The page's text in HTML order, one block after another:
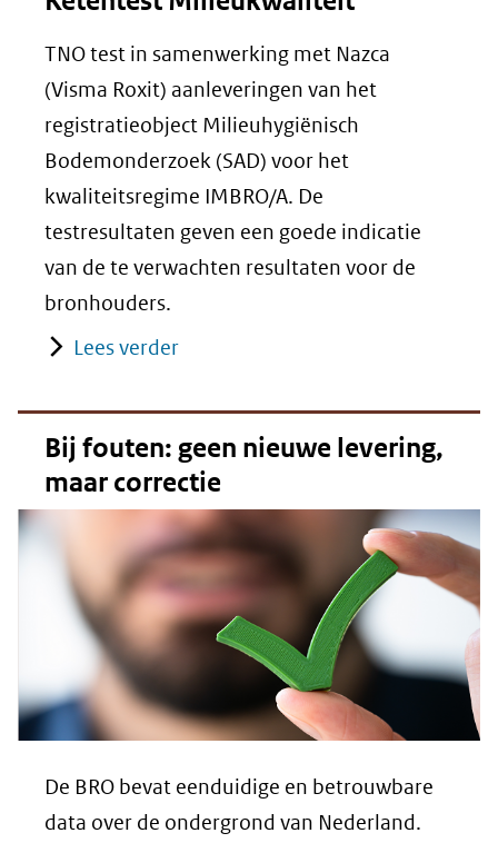
TNO test in samenwerking met Nazca
(Visma Roxit) aanleveringen van het
registratieobject Milieuhygiënisch
Bodemonderzoek (SAD) voor het
kwaliteitsregime IMBRO/A. De
testresultaten geven een goede indicatie
van de te verwachten resultaten voor de
bronhouders.
Lees verder
Bij fouten: geen nieuwe levering,
maar correctie
De BRO bevat eenduidige en betrouwbare
data over de ondergrond van Nederland.